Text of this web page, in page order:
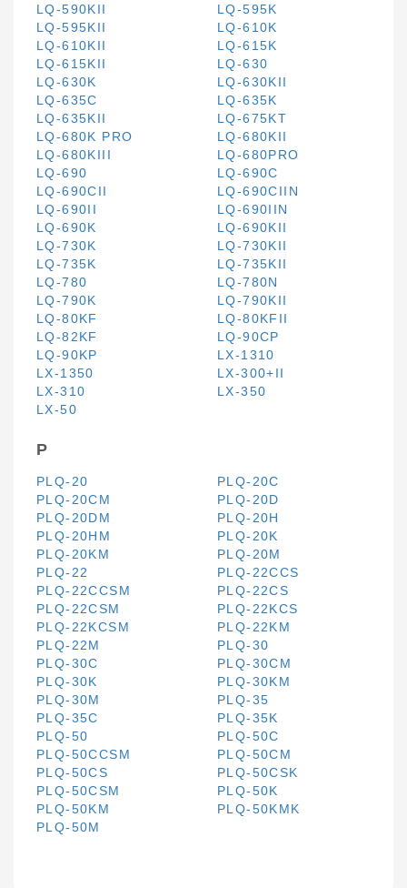
LQ-590KII
LQ-595K
LQ-595KII
LQ-610K
LQ-610KII
LQ-615K
LQ-615KII
LQ-630
LQ-630K
LQ-630KII
LQ-635C
LQ-635K
LQ-635KII
LQ-675KT
LQ-680K PRO
LQ-680KII
LQ-680KIII
LQ-680PRO
LQ-690
LQ-690C
LQ-690CII
LQ-690CIIN
LQ-690II
LQ-690IIN
LQ-690K
LQ-690KII
LQ-730K
LQ-730KII
LQ-735K
LQ-735KII
LQ-780
LQ-780N
LQ-790K
LQ-790KII
LQ-80KF
LQ-80KFII
LQ-82KF
LQ-90CP
LQ-90KP
LX-1310
LX-1350
LX-300+II
LX-310
LX-350
LX-50
P
PLQ-20
PLQ-20C
PLQ-20CM
PLQ-20D
PLQ-20DM
PLQ-20H
PLQ-20HM
PLQ-20K
PLQ-20KM
PLQ-20M
PLQ-22
PLQ-22CCS
PLQ-22CCSM
PLQ-22CS
PLQ-22CSM
PLQ-22KCS
PLQ-22KCSM
PLQ-22KM
PLQ-22M
PLQ-30
PLQ-30C
PLQ-30CM
PLQ-30K
PLQ-30KM
PLQ-30M
PLQ-35
PLQ-35C
PLQ-35K
PLQ-50
PLQ-50C
PLQ-50CCSM
PLQ-50CM
PLQ-50CS
PLQ-50CSK
PLQ-50CSM
PLQ-50K
PLQ-50KM
PLQ-50KMK
PLQ-50M